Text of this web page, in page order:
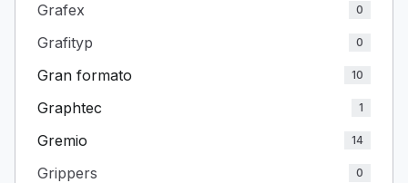
Grafex 0
Grafityp 0
Gran formato 10
Graphtec 1
Gremio 14
Grippers 0